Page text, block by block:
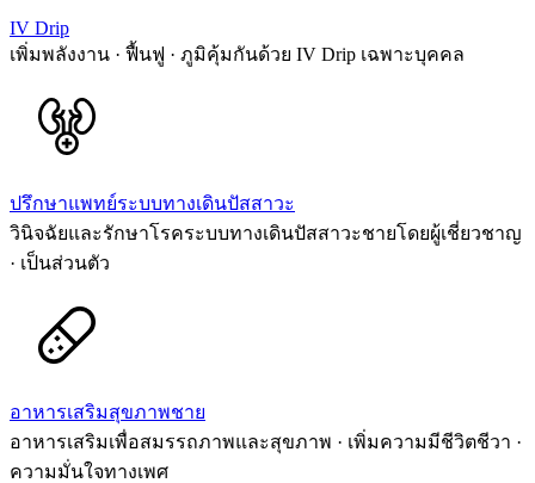
IV Drip
เพิ่มพลังงาน · ฟื้นฟู · ภูมิคุ้มกันด้วย IV Drip เฉพาะบุคคล
ปรึกษาแพทย์ระบบทางเดินปัสสาวะ
วินิจฉัยและรักษาโรคระบบทางเดินปัสสาวะชายโดยผู้เชี่ยวชาญ
· เป็นส่วนตัว
อาหารเสริมสุขภาพชาย
อาหารเสริมเพื่อสมรรถภาพและสุขภาพ · เพิ่มความมีชีวิตชีวา ·
ความมั่นใจทางเพศ